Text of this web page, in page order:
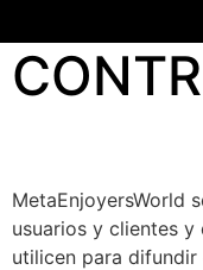
MetaEnjoyersWorld
usuarios y clientes
utilicen para